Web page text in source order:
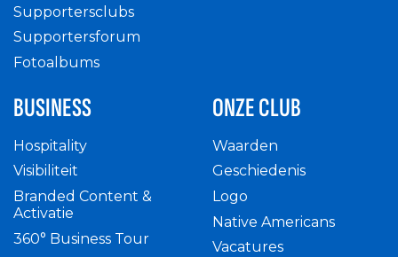
Supportersclubs
Supportersforum
Fotoalbums
BUSINESS
Hospitality
Visibiliteit
Branded Content &
Activatie
360° Business Tour
ONZE CLUB
Waarden
Geschiedenis
Logo
Native Americans
Vacatures